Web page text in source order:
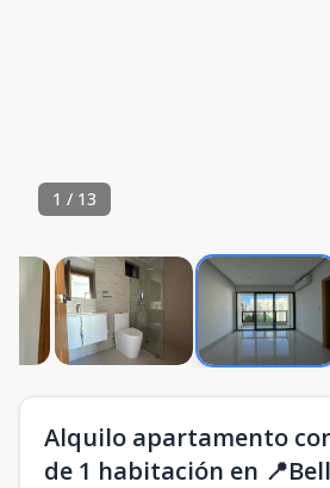
1 / 13
Alquilo apartamento
de 1 habitación en